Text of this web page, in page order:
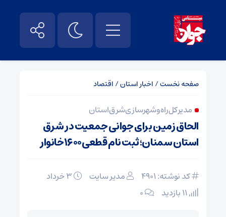
صفحه نخست/ اخبار استان/ اقتصاد
مدیر کل راه و شهرسازی شرق استان
الحاق زمین برای جوانی جمعیت در شرق
استان سمنان؛ ثبت نام قطعی۱۶۰۰خانوار
کد نوشته: 4901 مدیر سایت
۰